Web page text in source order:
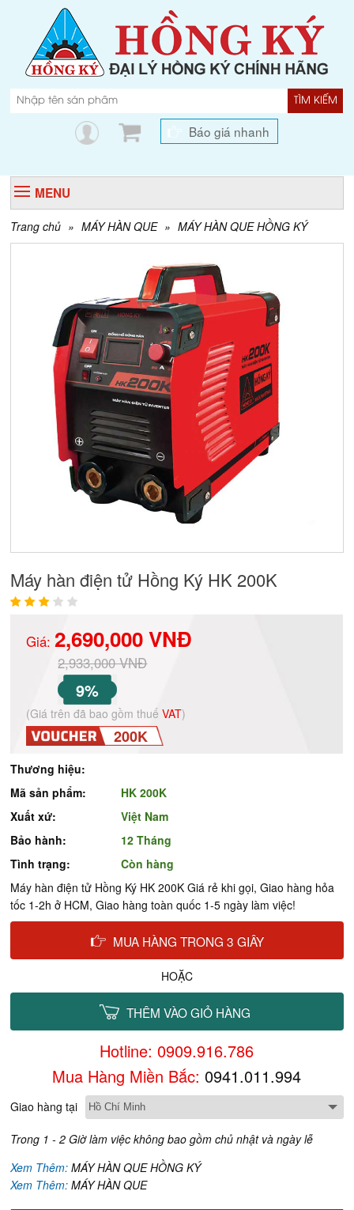
TÌM KIẾM
Báo giá nhanh
MENU
Trang chủ » MÁY HÀN QUE » MÁY HÀN QUE HỒNG KÝ
Máy hàn điện tử Hồng Ký HK 200K
Giá:2,690,000 VNĐ
2,933,000 VNĐ
9%
(Giá trên đã bao gồm thuếVAT)
200K
Thương hiệu:
Mã sản phẩm:
HK 200K
Xuất xứ:
Việt Nam
Bảo hành:
12 Tháng
Tình trạng:
Còn hàng
Máy hàn điện tử Hồng Ký HK 200K Giá rẻ khi gọi, Giao hàng hỏa
tốc 1-2h ở HCM, Giao hàng toàn quốc 1-5 ngày làm việc!
MUA HÀNG TRONG 3 GIÂY
HOẶC
THÊM VÀO GIỎ HÀNG
Hotline: 0909.916.786
Mua Hàng Miền Bắc: 0941.011.994
Giao hàng tại
Trong 1 - 2 Giờ làm việc không bao gồm chủ nhật và ngày lễ
Xem Thêm:MÁY HÀN QUE HỒNG KÝ
Xem Thêm:MÁY HÀN QUE